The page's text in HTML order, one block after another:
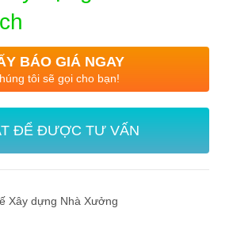
BÁO GIÁ NGAY
tôi sẽ gọi cho bạn!
ĐỂ ĐƯỢC TƯ VẤN
Xây dựng Nhà Xưởng